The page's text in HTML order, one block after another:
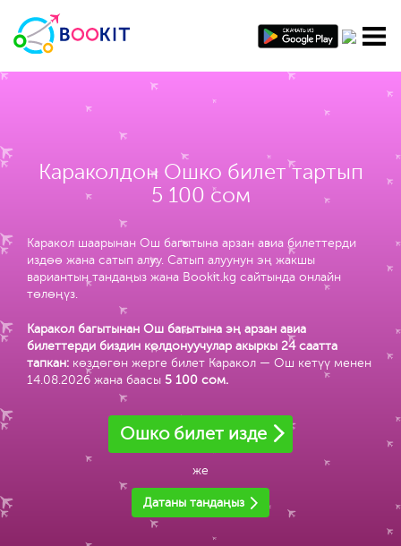
Караколдон Ошко билет тартып
5 100 сом
Каракол шаарынан Ош багытына арзан авиа билеттерди
издөө жана сатып алуу. Сатып алуунун эң жакшы
вариантын тандаңыз жана Bookit.kg сайтында онлайн
төлөңүз.
Каракол багытынан Ош багытына эң арзан авиа
билеттерди биздин колдонуучулар акыркы 24 саатта
тапкан: көздөгөн жерге билет Каракол — Ош кетүү менен
14.08.2026 жана баасы 5 100 сом.
Ошко билет изде
же
Датаны тандаңыз